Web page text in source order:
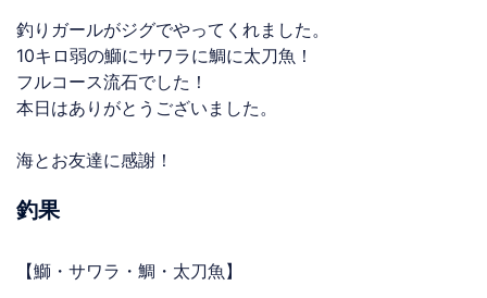
釣りガールがジグでやってくれました。
10キロ弱の鰤にサワラに鯛に太刀魚！
フルコース流石でした！
本日はありがとうございました。
海とお友達に感謝！
釣果
【鰤・サワラ・鯛・太刀魚】